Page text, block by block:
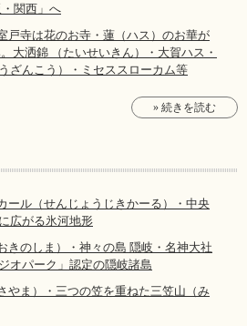
・関西」へ
戸寺は花のお寺・蓮（ハス）のお華が
大洒錦 （たいせいきん）・大賀ハス・
ざんこう）・ミセススローカム等
» 続きを読む
ール（せんじょうじきかーる）・中央
広がる氷河地形
きのしま）・神々の島 隠岐・名神大社
オパーク」認定の隠岐諸島
やま）・三つの笠を重ねた三笠山（み